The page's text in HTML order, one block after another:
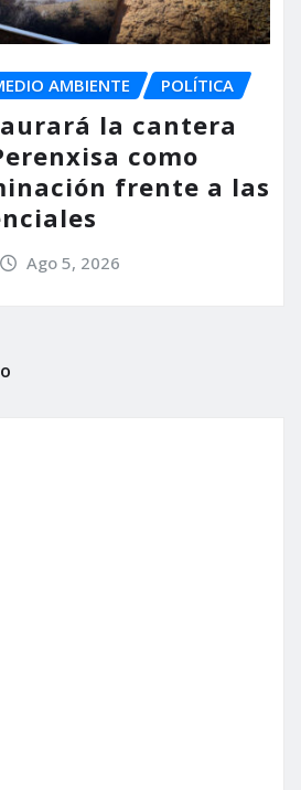
AMBIENTE POLÍTICA
la cantera
como
frente a las
Ago 5, 2026